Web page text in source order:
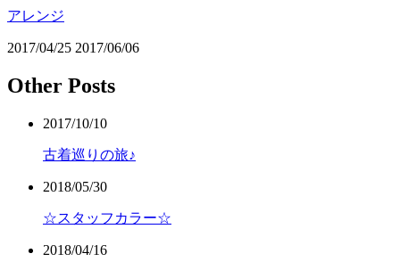
アレンジ
2017/04/25 2017/06/06
Other Posts
2017/10/10
古着巡りの旅♪
2018/05/30
☆スタッフカラー☆
2018/04/16